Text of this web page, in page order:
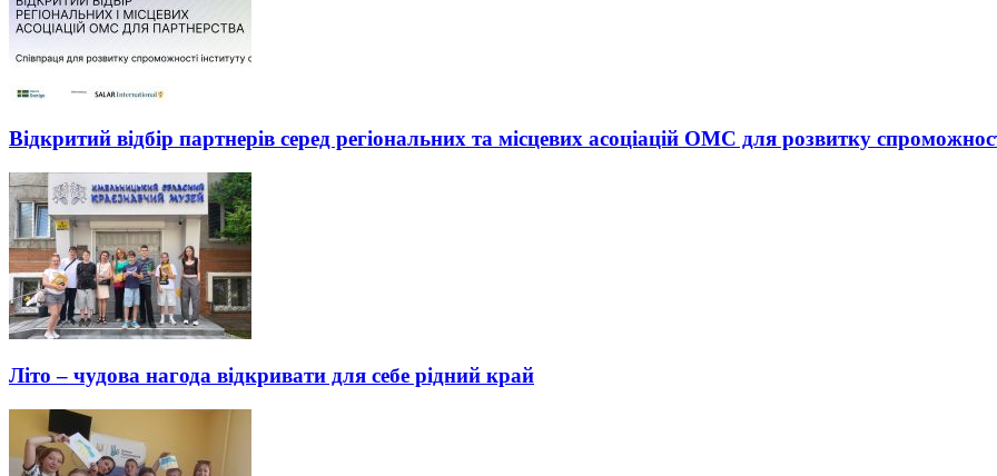
Відкритий відбір партнерів серед регіональних та місцевих асоціацій ОМС для розвитку
Літо – чудова нагода відкривати для себе рідний край